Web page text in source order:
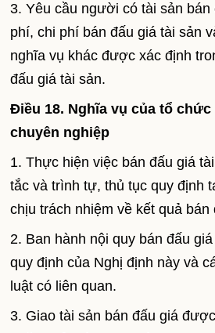
3. Yêu cầu người có tài sản bán
phí, chi phí bán đấu giá tài sản
nghĩa vụ khác được xác định
đấu giá tài sản.
Điều 18. Nghĩa vụ của tổ chức
chuyên nghiệp
1. Thực hiện việc bán đấu giá
tắc và trình tự, thủ tục quy định
chịu trách nhiệm về kết quả bán
2. Ban hành nội quy bán đấu
quy định của Nghị định này và
luật có liên quan.
3. Giao tài sản bán đấu giá